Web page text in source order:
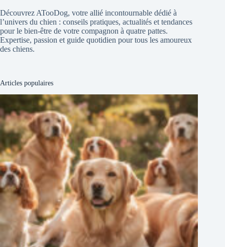
Découvrez ATooDog, votre allié incontournable dédié à
l’univers du chien : conseils pratiques, actualités et tendances
pour le bien-être de votre compagnon à quatre pattes.
Expertise, passion et guide quotidien pour tous les amoureux
des chiens.
Articles populaires